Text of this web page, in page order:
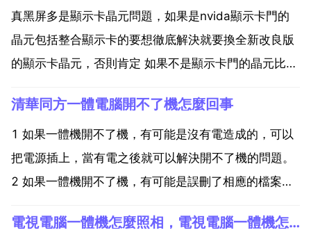
真黑屏多是顯示卡晶元問題，如果是nvida顯示卡門的
晶元包括整合顯示卡的要想徹底解決就要換全新改良版
的顯示卡晶元，否則肯定 如果不是顯示卡門的晶元比如
1 在斷電的情況下連續按電腦開關5次，每次間隔1 2
秒，再接好電源開啟電腦。2 如回。果按下電源...
清華同方一體電腦開不了機怎麼回事
1 如果一體機開不了機，有可能是沒有電造成的，可以
把電源插上，當有電之後就可以解決開不了機的問題。
2 如果一體機開不了機，有可能是誤刪了相應的檔案或
樣就可以解決開不了機的問題，但是會丟失原有的檔 電視電腦一體機怎麼照相，電視電腦一體機怎麼用